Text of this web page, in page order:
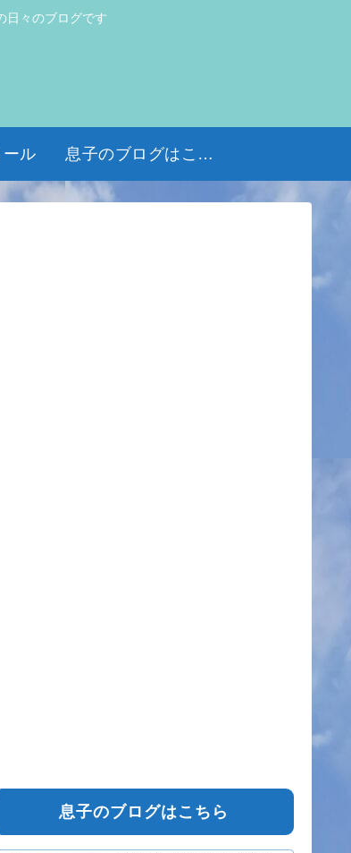
日々のブログです
ル 息子のブログはこちら
息子のブログはこちら